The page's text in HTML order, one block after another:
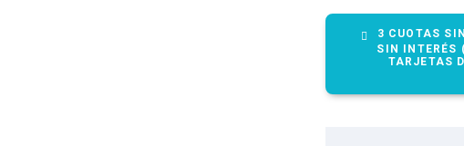
3 CUOTAS
SIN
TARJETAS